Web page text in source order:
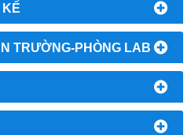
TRƯỜNG-PHÒNG LAB